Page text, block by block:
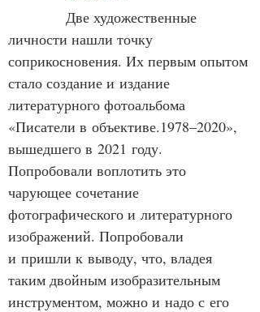
Две художественные
личности нашли точку
соприкосновения. Их первым опытом
стало создание и издание
литературного фотоальбома
«Писатели в объективе.1978–2020»,
вышедшего в 2021 году.
Попробовали воплотить это
чарующее сочетание
фотографического и литературного
изображений. Попробовали
и пришли к выводу, что, владея
таким двойным изобразительным
инструментом, можно и надо с его